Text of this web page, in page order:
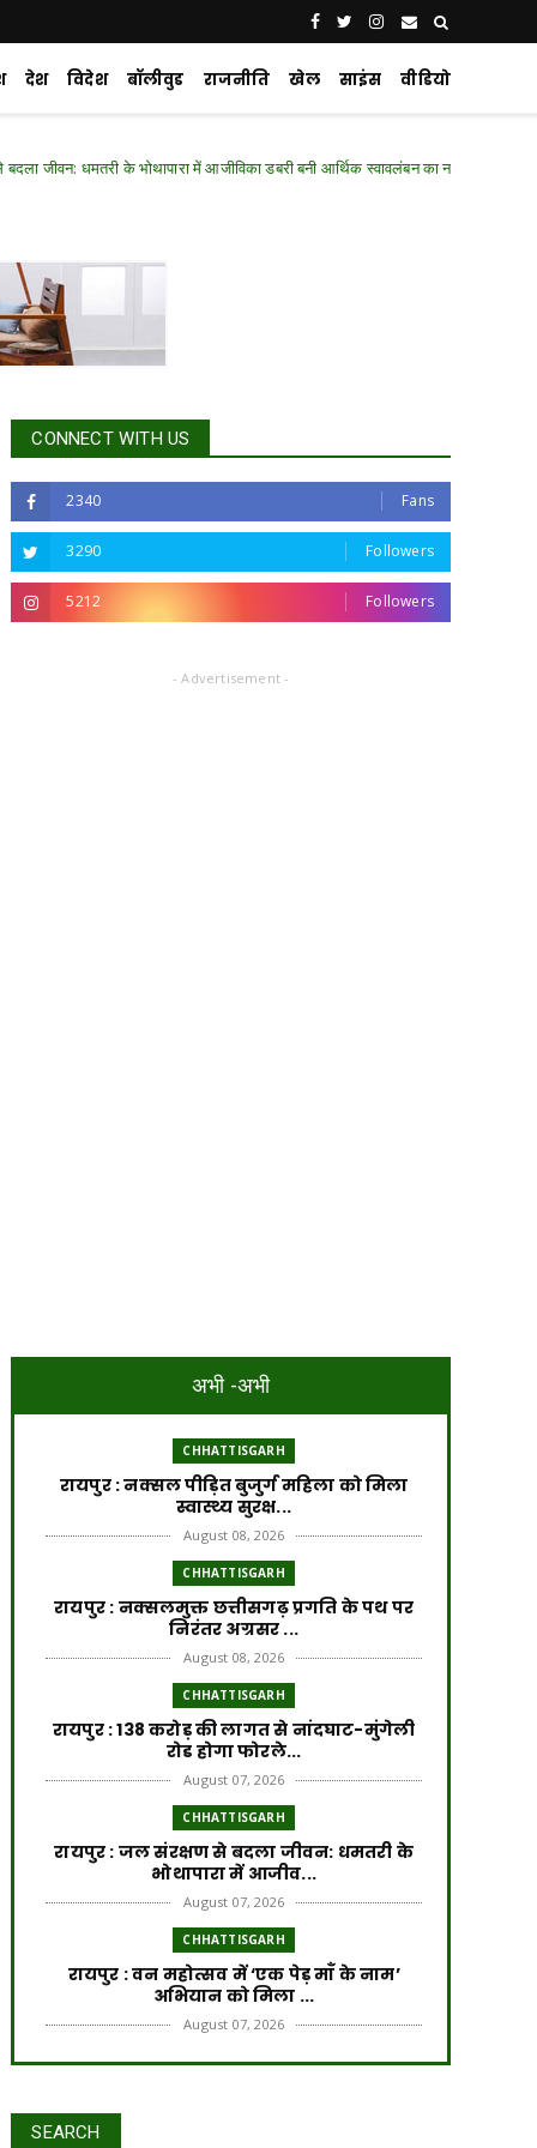
देश विदेश बॉलीवुड राजनीति खेल साइंस वीडियो
के भोथापारा में आजीविका डबरी बनी आर्थिक स्वावलंबन का नया आधार
CONNECT WITH US
2340 Fans
3290 Followers
5212 Followers
- Advertisement -
अभी -अभी
CHHATTISGARH
रायपुर : नक्सल पीड़ित बुजुर्ग महिला को मिला
स्वास्थ्य सुरक्ष...
August 08, 2026
CHHATTISGARH
रायपुर : नक्सलमुक्त छत्तीसगढ़ प्रगति के पथ पर
निरंतर अग्रसर ...
August 08, 2026
CHHATTISGARH
रायपुर : 138 करोड़ की लागत से नांदघाट-मुंगेली
रोड होगा फोरले...
August 07, 2026
CHHATTISGARH
रायपुर : जल संरक्षण से बदला जीवन: धमतरी के
भोथापारा में आजीव...
August 07, 2026
CHHATTISGARH
रायपुर : वन महोत्सव में ‘एक पेड़ माँ के नाम’
अभियान को मिला ...
August 07, 2026
CHHATTISGARH
SEARCH
रायपुर : वर्ष 2024-25 में जल जीवन